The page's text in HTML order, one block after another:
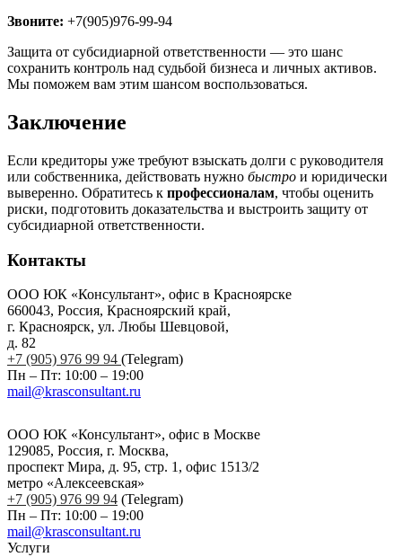
Звоните: +7(905)976-99-94
Защита от субсидиарной ответственности — это шанс
сохранить контроль над судьбой бизнеса и личных активов.
Мы поможем вам этим шансом воспользоваться.
Заключение
Если кредиторы уже требуют взыскать долги с руководителя
или собственника, действовать нужно быстро и юридически
выверенно. Обратитесь к профессионалам, чтобы оценить
риски, подготовить доказательства и выстроить защиту от
субсидиарной ответственности.
Контакты
ООО ЮК «Консультант», офис в Красноярске
660043, Россия, Красноярский край,
г. Красноярск, ул. Любы Шевцовой,
д. 82
+7 (905) 976 99 94 (Telegram)
Пн – Пт: 10:00 – 19:00
mail@krasconsultant.ru
ООО ЮК «Консультант», офис в Москве
129085, Россия, г. Москва,
проспект Мира, д. 95, стр. 1, офис 1513/2
метро «Алексеевская»
+7 (905) 976 99 94 (Telegram)
Пн – Пт: 10:00 – 19:00
mail@krasconsultant.ru
Услуги